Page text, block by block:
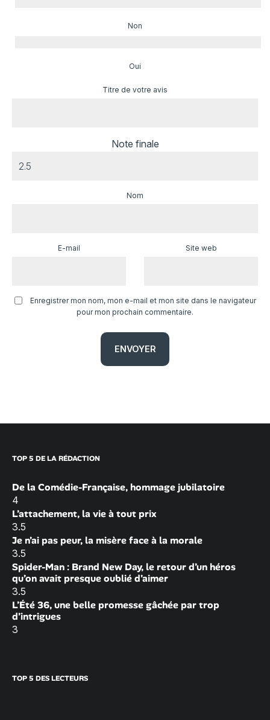
Non
Oui
Titre de votre avis
Note finale
Nom
E-mail Site web
Enregistrer mon nom, mon e-mail et mon site dans le navigateur
pour mon prochain commentaire.
TOP 5 DE LA RÉDACTION
De la Comédie-Française, hommage jubilatoire
4
L’attachement, la vie à tout prix
3.5
Je n’ai pas peur, la misère face à la morale
3.5
Spider-Man : Brand New Day, le retour d’un héros
qu’on avait presque oublié d’aimer
3.5
L’Été 36, une belle promesse gâchée par trop
d’intrigues
3
TOP 5 DES LECTEURS